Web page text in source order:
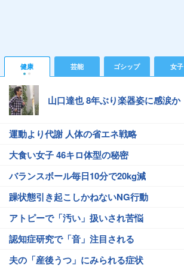
健康 芸能 ゴシップ 女子
山口達也 8年ぶり楽器姿に感涙か
運動より代謝 人体の省エネ戦略
大食い女子 46キロ体型の秘密
バランスボール毎日10分で20kg減
躁状態引き起こしかねないNG行動
アトピーで「汚い」扱いされ苦悩
認知症研究で「音」注目される
夫の「産後うつ」にみられる症状